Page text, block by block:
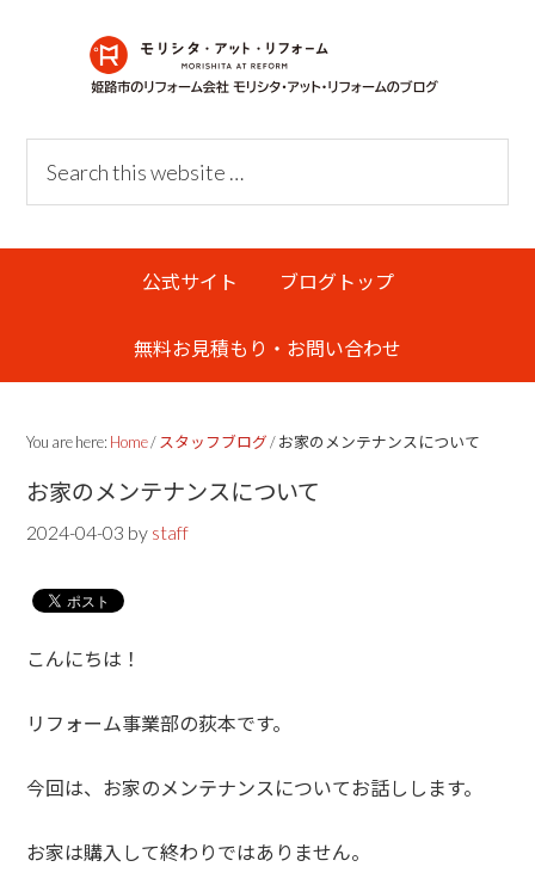
Header
Right
this
公式サイト ブログトップ
無料お見積もり・お問い合わせ
You are here: Home/ スタッフブログ /お家のメンテナンスについて
お家のメンテナンスについて
2024-04-03 by staff
こんにちは！
リフォーム事業部の荻本です。
今回は、お家のメンテナンスについてお話しします。
お家は購入して終わりではありません。